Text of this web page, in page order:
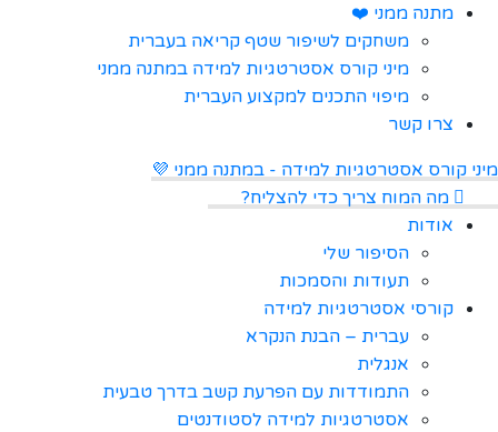
מתנה ממני ❤️
משחקים לשיפור שטף קריאה בעברית
מיני קורס אסטרטגיות למידה במתנה ממני
מיפוי התכנים למקצוע העברית
צרו קשר
מיני קורס אסטרטגיות למידה - במתנה ממני 💜
מה המוח צריך כדי להצליח?
אודות
הסיפור שלי
תעודות והסמכות
קורסי אסטרטגיות למידה
עברית – הבנת הנקרא
אנגלית
התמודדות עם הפרעת קשב בדרך טבעית
אסטרטגיות למידה לסטודנטים